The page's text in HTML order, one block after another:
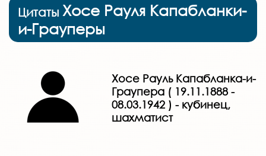
Цитаты Хосе Рауля Капабланки-
и-Грауперы
Хосе Рауль Капабланка-и-
Граупера ( 19.11.1888 -
08.03.1942 ) - кубинец,
шахматист